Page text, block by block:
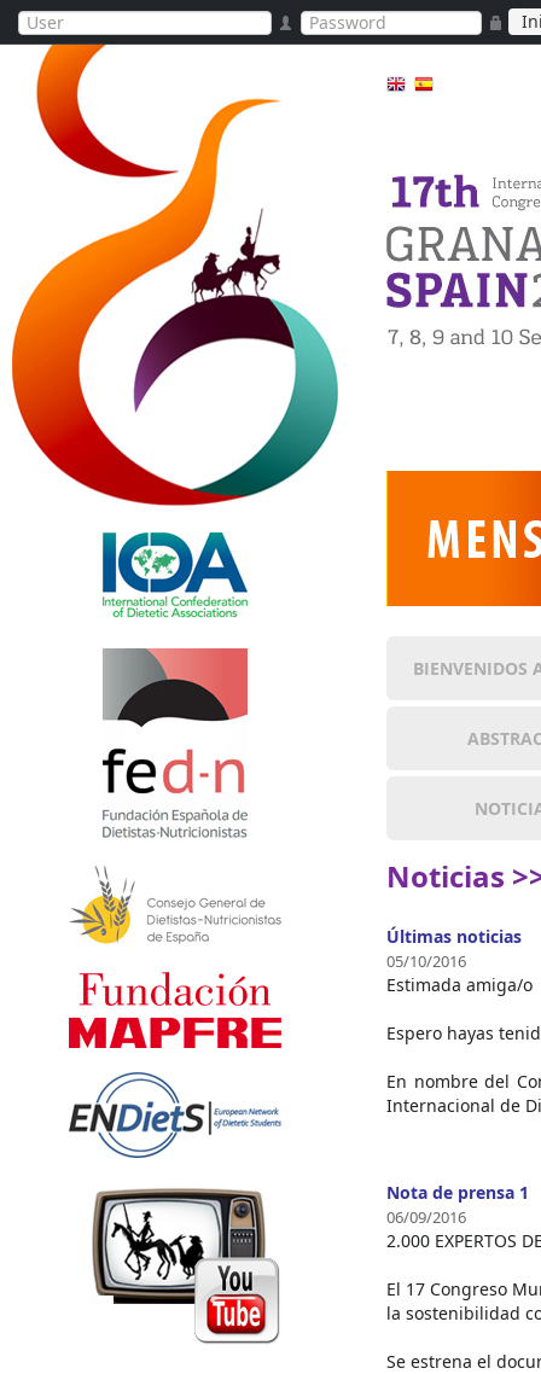
BIENVENIDOS
Noticias
Últimas noticias
05/10/2016
Estimada amiga/o
Espero hayas
En nombre del
Internacional de
Nota de prensa 1
06/09/2016
2.000 EXPERTOS
El 17 Congreso
la sostenibilidad
Se estrena el